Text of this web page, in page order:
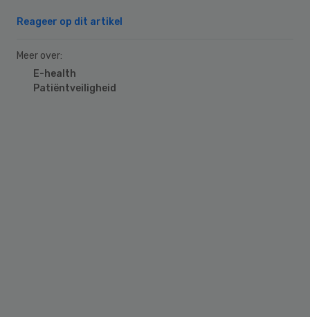
Reageer op dit artikel
Meer over:
E-health
Patiëntveiligheid